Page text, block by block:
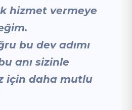
hizmet vermeye
bu dev adımı
anı sizinle
için daha mutlu